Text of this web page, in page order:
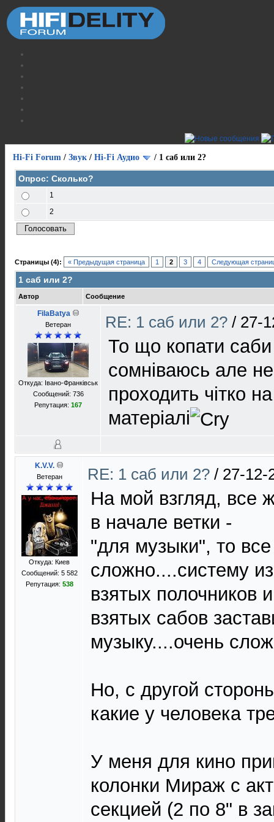
Hi-Fi Forum / Звук / Hi-Fi Аудио / 1 саб или 2?
Опрос: Сколько?
1
2
Страницы (4): « Предыдущая страница 1 2 3 4 Следующая
1 саб или 2?
Автор Сообщение
FilaBatya
Ветеран
Откуда: Івано-Франківськ
Сообщений: 736
Репутация: 167
RE: 1 саб или 2? / 27-
То що копати
сомніваюсь але
проходить чітко
матеріалі
K.V.V.
Ветеран
Откуда: Киев
Сообщений: 5 582
Репутация: 538
RE: 1 саб или 2? / 27-12-
На мой взгляд, все
в начале ветки -
"для музыки", то
сложно....систему
взятых полочников
взятых сабов
музыку....очень
Но, с другой
какие у человека
У меня для кино
колонки Мираж с
секцией (2 по 8" в